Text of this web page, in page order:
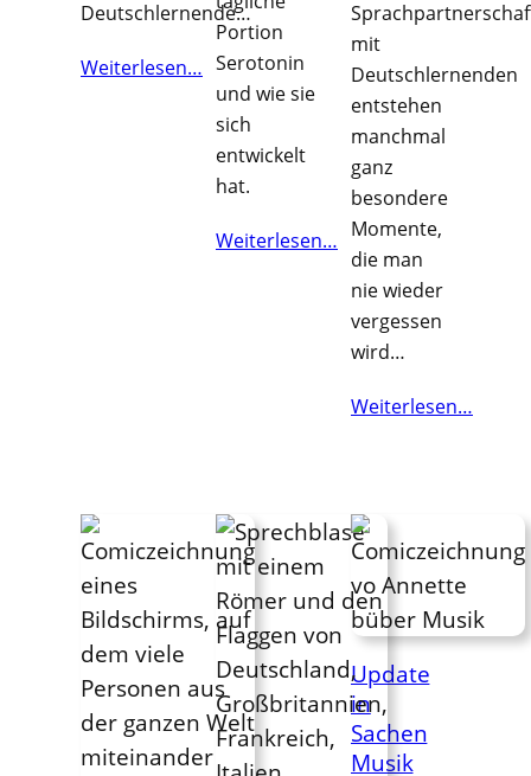
Deutschlernende…
Weiterlesen…
Portion
Serotonin
und wie sie
sich
entwickelt
hat.
Weiterlesen…
mit
Deutschlernenden
entstehen
manchmal
ganz
besondere
Momente,
die man
nie wieder
vergessen
wird…
Weiterlesen…
Update
in
Sachen
Musik